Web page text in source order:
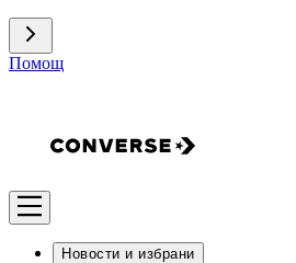
Помощ
Новости и избрани